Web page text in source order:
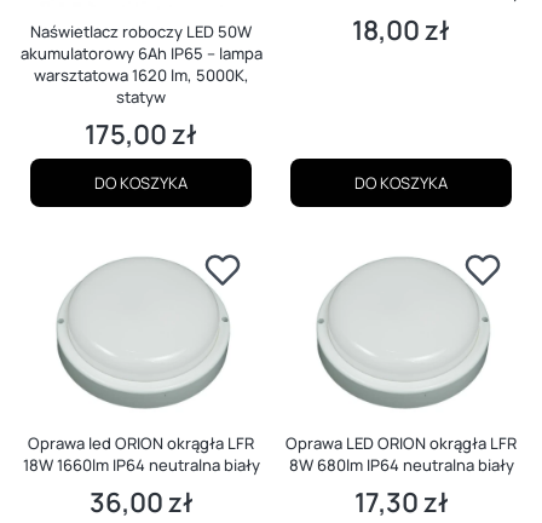
Naświetlacz roboczy LED 50W
akumulatorowy 6Ah IP65 – lampa
warsztatowa 1620 lm, 5000K,
statyw
Cena
175,00 zł
DO KOSZYKA
Cena
18,00 zł
DO KOSZYKA
Oprawa led ORION okrągła LFR
18W 1660lm IP64 neutralna biały
Cena
36,00 zł
Oprawa LED ORION okrągła LFR
8W 680lm IP64 neutralna biały
Cena
17,30 zł